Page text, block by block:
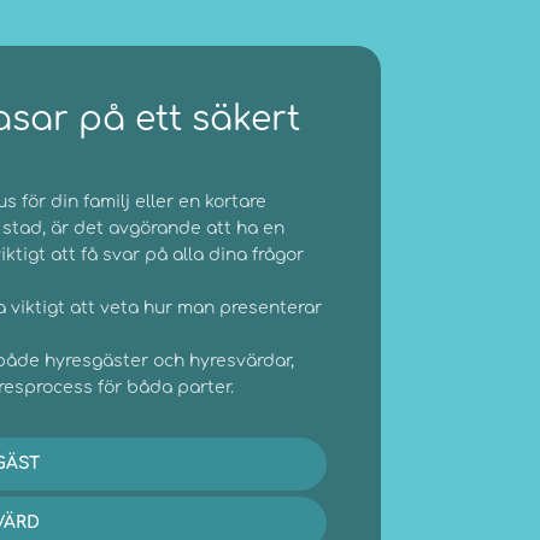
på ett säkert
för din familj eller en kortare
är det avgörande att ha en
att få svar på alla dina frågor
viktigt att veta hur man presenterar
hyresgäster och hyresvärdar,
för båda parter.